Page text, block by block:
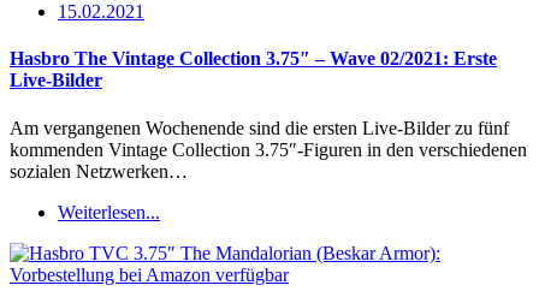
15.02.2021
Hasbro The Vintage Collection 3.75″ – Wave 02/2021: Erste
Live-Bilder
Am vergangenen Wochenende sind die ersten Live-Bilder zu fünf
kommenden Vintage Collection 3.75″-Figuren in den verschiedenen
sozialen Netzwerken…
Weiterlesen...